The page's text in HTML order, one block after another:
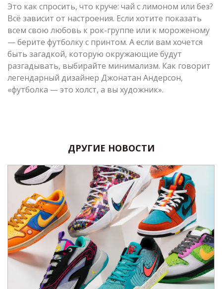
Это как спросить, что круче: чай с лимоном или без?
Всё зависит от настроения. Если хотите показать
всем свою любовь к рок-группе или к мороженому
— берите футболку с принтом. А если вам хочется
быть загадкой, которую окружающие будут
разгадывать, выбирайте минимализм. Как говорит
легендарный дизайнер Джонатан Андерсон,
«футболка — это холст, а вы художник».
ДРУГИЕ НОВОСТИ